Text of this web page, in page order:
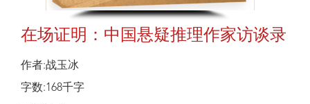
在场证明：中国悬疑推理作家访谈录
作者:战玉冰
字数:168千字